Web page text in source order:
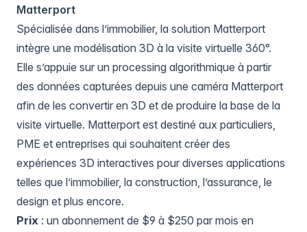
Matterport
Spécialisée dans l’immobilier, la solution Matterport
intègre une modélisation 3D à la visite virtuelle 360°.
Elle s’appuie sur un processing algorithmique à partir
des données capturées depuis une caméra Matterport
afin de les convertir en 3D et de produire la base de la
visite virtuelle. Matterport est destiné aux particuliers,
PME et entreprises qui souhaitent créer des
expériences 3D interactives pour diverses applications
telles que l’immobilier, la construction, l’assurance, le
design et plus encore.
Prix : un abonnement de $9 à $250 par mois en